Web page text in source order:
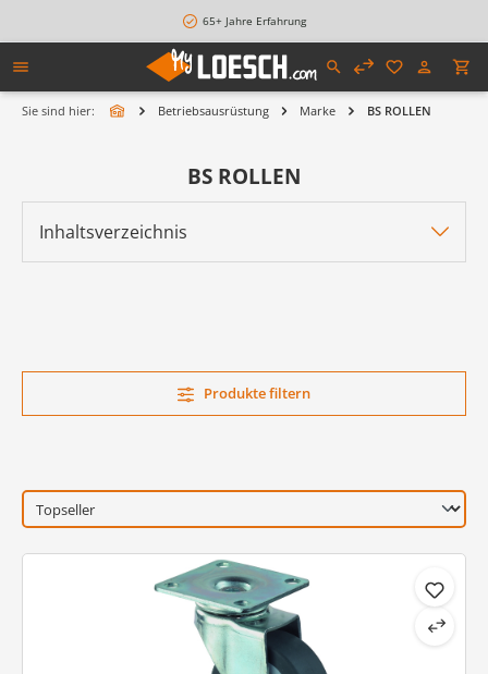
65+ Jahre Erfahrung
Sie sind hier: Betriebsausrüstung Marke BS ROLLEN
Inhaltsverzeichnis
BS ROLLEN
Produkte filtern